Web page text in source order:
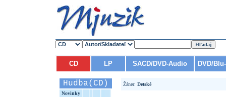
CD LP SACD/DVD-Audio DVD/
Hudba(CD)
Novinky
Žáner: Detské